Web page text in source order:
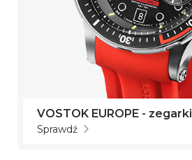
VOSTOK EUROPE - zegarki
Sprawdź